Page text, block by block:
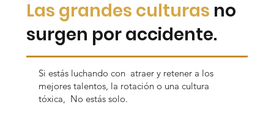
Las grandes culturas no
surgen por accidente.
Si estás luchando con atraer y retener a los
mejores talentos, la rotación o una cultura
tóxica, No estás solo.